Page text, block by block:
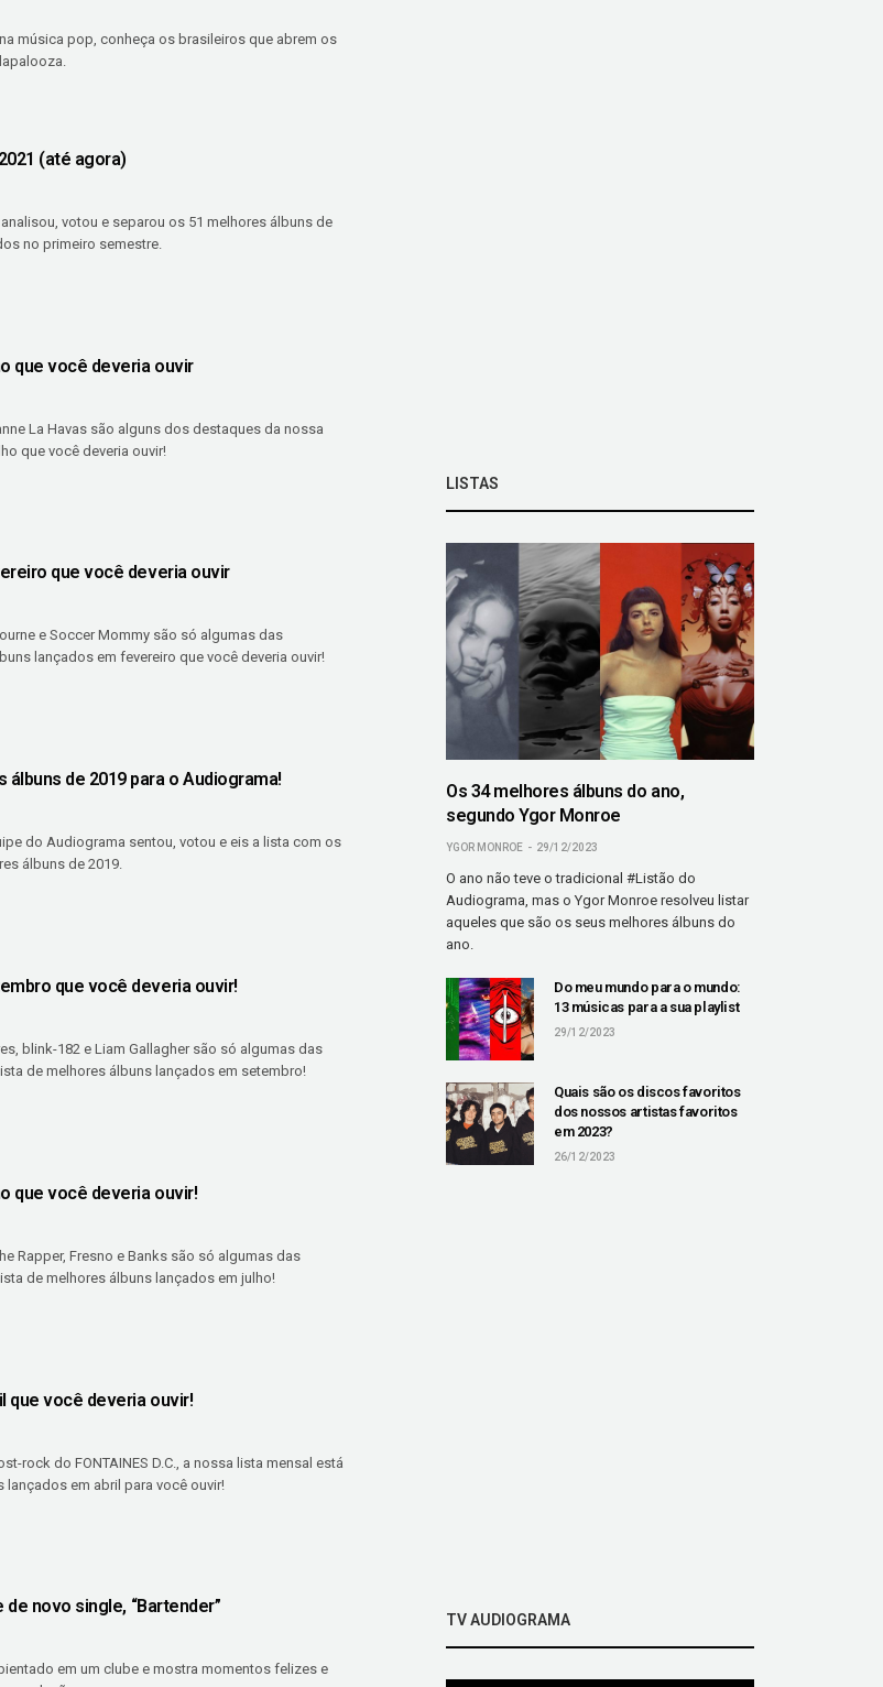
música pop, conheça os brasileiros que abrem os
(até agora)
votou e separou os 51 melhores álbuns de
no primeiro semestre.
que você deveria ouvir
La Havas são alguns dos destaques da nossa
que você deveria ouvir!
que você deveria ouvir
e Soccer Mommy são só algumas das
lançados em fevereiro que você deveria ouvir!
álbuns de 2019 para o Audiograma!
do Audiograma sentou, votou e eis a lista com os
álbuns de 2019.
que você deveria ouvir!
blink-182 e Liam Gallagher são só algumas das
de melhores álbuns lançados em setembro!
que você deveria ouvir!
Rapper, Fresno e Banks são só algumas das
de melhores álbuns lançados em julho!
que você deveria ouvir!
rock do FONTAINES D.C., a nossa lista mensal está
em abril para você ouvir!
novo single, “Bartender”
em um clube e mostra momentos felizes e
LISTAS
Os 34 melhores álbuns do ano,
segundo Ygor Monroe
YGOR MONROE 29/12/2023
O ano não teve o tradicional #Listão do
Audiograma, mas o Ygor Monroe resolveu listar
aqueles que são os seus melhores álbuns do
ano.
Do meu mundo para o mundo:
13 músicas para a sua playlist
29/12/2023
Quais são os discos favoritos
dos nossos artistas favoritos
em 2023?
26/12/2023
TV AUDIOGRAMA